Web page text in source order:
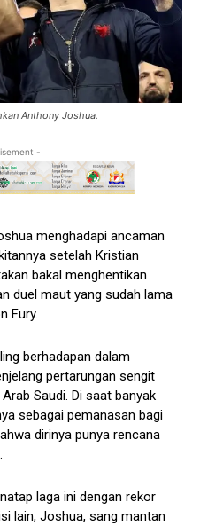
Anthony Joshua.
-
menghadapi ancaman
setelah Kristian
bakal menghentikan
duel maut yang sudah lama
Fury.
berhadapan dalam
pertarungan sengit
Saudi. Di saat banyak
sebagai pemanasan bagi
dirinya punya rencana
laga ini dengan rekor
lain, Joshua, sang mantan